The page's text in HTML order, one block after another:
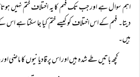
اہم سوال ہے اور جب تک فہم کا یہ اختلاف ختم نہیں ہوتا
دیتا۔ فہم کے اس اختلاف کو کیسے ختم کیا جا سکتا ہے
ہیں۔
کچھ باتیں طے شدہ ہیں اور اس پر قادیانیوں کا ماضی اور